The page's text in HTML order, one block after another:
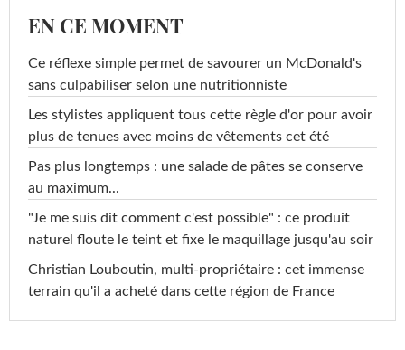
EN CE MOMENT
Ce réflexe simple permet de savourer un McDonald's
sans culpabiliser selon une nutritionniste
Les stylistes appliquent tous cette règle d'or pour avoir
plus de tenues avec moins de vêtements cet été
Pas plus longtemps : une salade de pâtes se conserve
au maximum...
"Je me suis dit comment c'est possible" : ce produit
naturel floute le teint et fixe le maquillage jusqu'au soir
Christian Louboutin, multi-propriétaire : cet immense
terrain qu'il a acheté dans cette région de France